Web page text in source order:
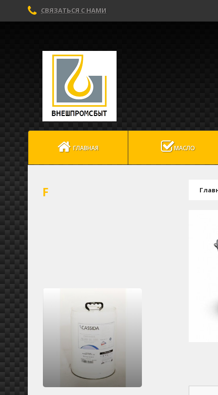
СВЯЗАТЬСЯ С НАМИ
ГЛАВНАЯ МАСЛО
F